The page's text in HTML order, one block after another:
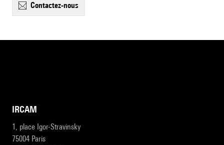
contactez-nous
IRCAM
1, place Igor-Stravinsky
75004 Paris